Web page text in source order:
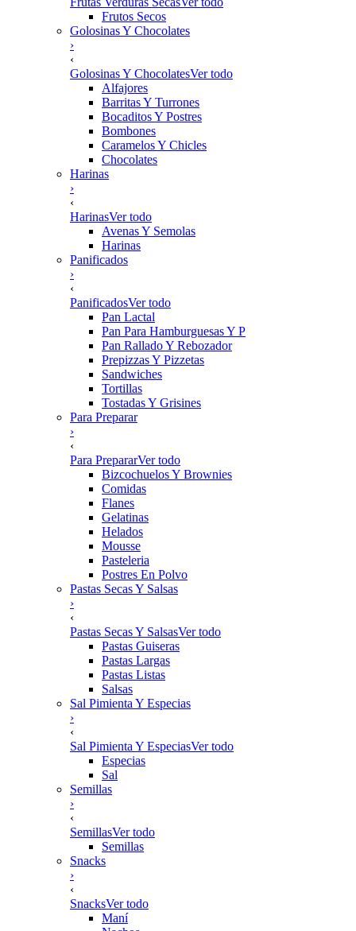
Frutos Secos
Golosinas Y Chocolates
›
‹
Golosinas Y ChocolatesVer todo
Alfajores
Barritas Y Turrones
Bocaditos Y Postres
Bombones
Caramelos Y Chicles
Chocolates
Harinas
›
‹
HarinasVer todo
Avenas Y Semolas
Harinas
Panificados
›
‹
PanificadosVer todo
Pan Lactal
Pan Para Hamburguesas Y P
Pan Rallado Y Rebozador
Prepizzas Y Pizzetas
Sandwiches
Tortillas
Tostadas Y Grisines
Para Preparar
›
‹
Para PrepararVer todo
Bizcochuelos Y Brownies
Comidas
Flanes
Gelatinas
Helados
Mousse
Pasteleria
Postres En Polvo
Pastas Secas Y Salsas
›
‹
Pastas Secas Y SalsasVer todo
Pastas Guiseras
Pastas Largas
Pastas Listas
Salsas
Sal Pimienta Y Especias
›
‹
Sal Pimienta Y EspeciasVer todo
Especias
Sal
Semillas
›
‹
SemillasVer todo
Semillas
Snacks
›
‹
SnacksVer todo
Maní